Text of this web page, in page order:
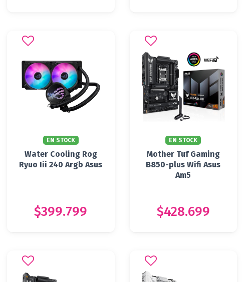
EN STOCK
Water Cooling Rog
Ryuo Iii 240 Argb Asus
$399.799
EN STOCK
Mother Tuf Gaming
B850-plus Wifi Asus
Am5
$428.699